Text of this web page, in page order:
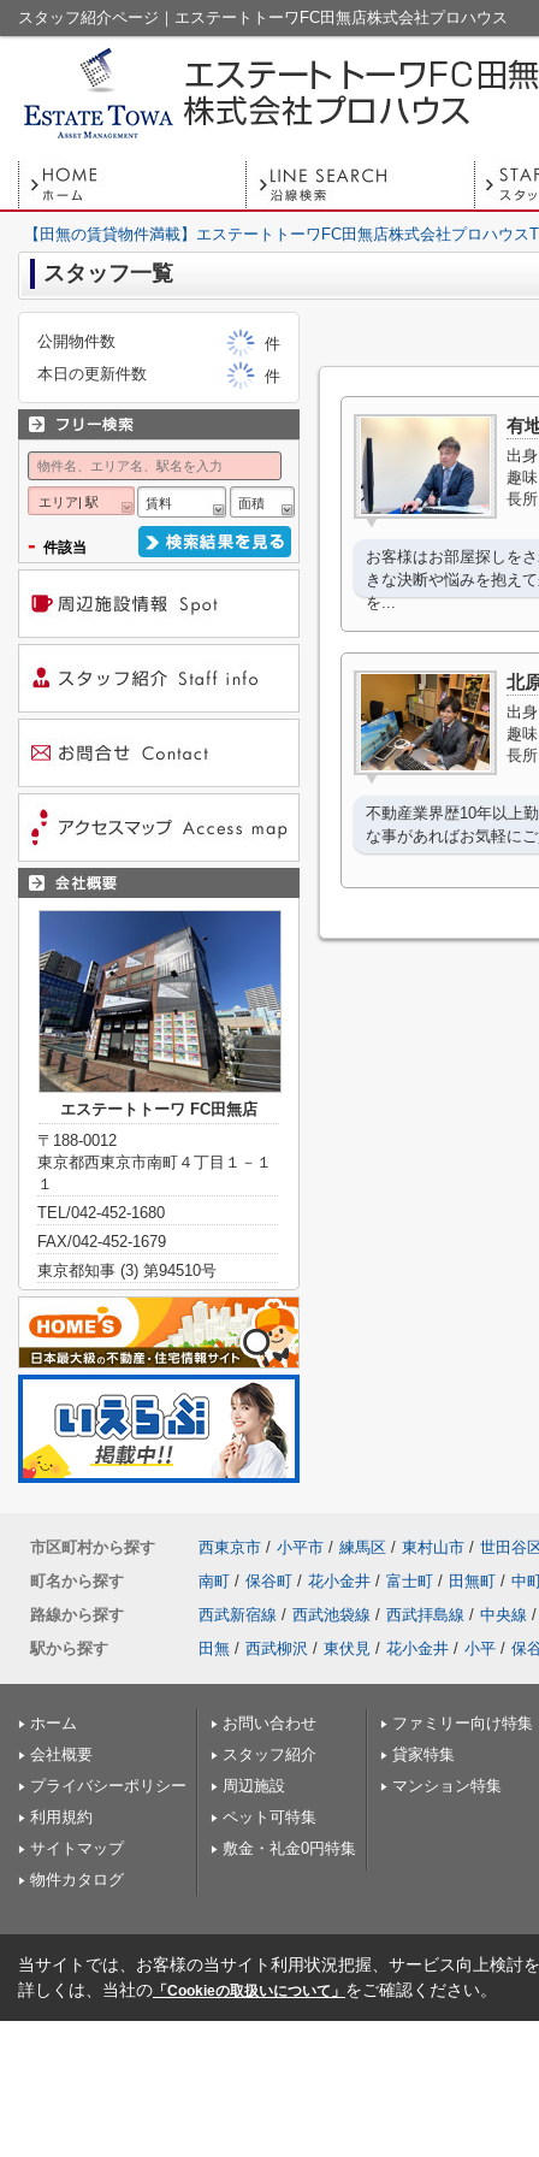
スタッフ紹介ページ｜エステートトーワFC田無店株式会社プロハウス
【田無の賃貸物件満載】エステートトーワFC田無店株式会社プロハウス
スタッフ一覧
有
出身
趣味
長所
お客様はお部屋探しを
きな決断や悩みを抱え
を...
北
出身
趣味
長所
不動産業界歴10年以上
な事があればお気軽に
公開物件数
件
本日の更新件数
件
エリア| 駅 賃料 面積
- 件該当
エステートトーワ FC田無店
〒188-0012
東京都西東京市南町４丁目１－１
１
TEL/042-452-1680
FAX/042-452-1679
東京都知事 (3) 第94510号
市区町村から探す 西東京市 / 小平市 / 練馬区 / 東村山市 / 世田谷
町名から探す
南町 / 保谷町 / 花小金井 / 富士町 / 田無町 / 中
路線から探す
西武新宿線 / 西武池袋線 / 西武拝島線 / 中央線 /
駅から探す
田無 / 西武柳沢 / 東伏見 / 花小金井 / 小平 / 保
ホーム
会社概要
プライバシーポリシー
利用規約
サイトマップ
物件カタログ
お問い合わせ
スタッフ紹介
周辺施設
ペット可特集
敷金・礼金0円特集
ファミリー向け特集
貸家特集
マンション特集
当サイトでは、お客様の当サイト利用状況把握、サービス向上検討
詳しくは、当社の 「Cookieの取扱いについて」 をご確認ください。